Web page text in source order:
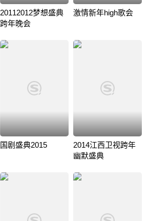
20112012梦想盛典
跨年晚会
激情新年high歌会
国剧盛典2015
2014江西卫视跨年
幽默盛典